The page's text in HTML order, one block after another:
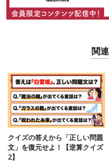
関
クイズの答えから「正しい問題
文」を復元せよ！【逆算クイズ
2】